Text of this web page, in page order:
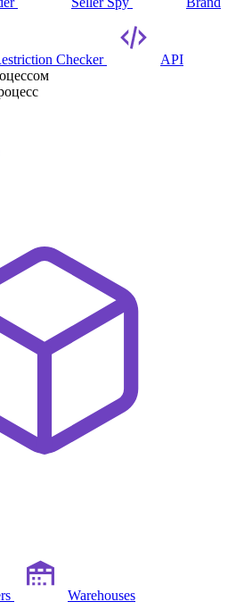
Checker
API
Warehouses